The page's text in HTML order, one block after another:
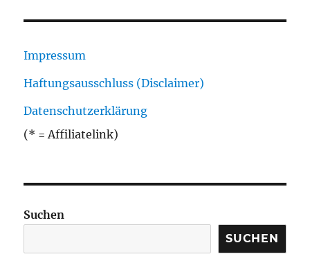
Impressum
Haftungsausschluss (Disclaimer)
Datenschutzerklärung
(* = Affiliatelink)
Suchen
SUCHEN